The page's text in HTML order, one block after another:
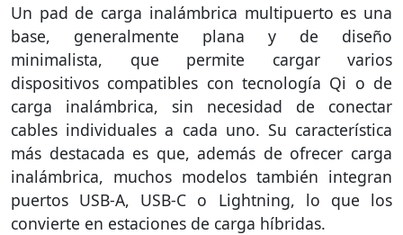
Un pad de carga inalámbrica multipuerto es una
base, generalmente plana y de diseño
minimalista, que permite cargar varios
dispositivos compatibles con tecnología Qi o de
carga inalámbrica, sin necesidad de conectar
cables individuales a cada uno. Su característica
más destacada es que, además de ofrecer carga
inalámbrica, muchos modelos también integran
puertos USB-A, USB-C o Lightning, lo que los
convierte en estaciones de carga híbridas.